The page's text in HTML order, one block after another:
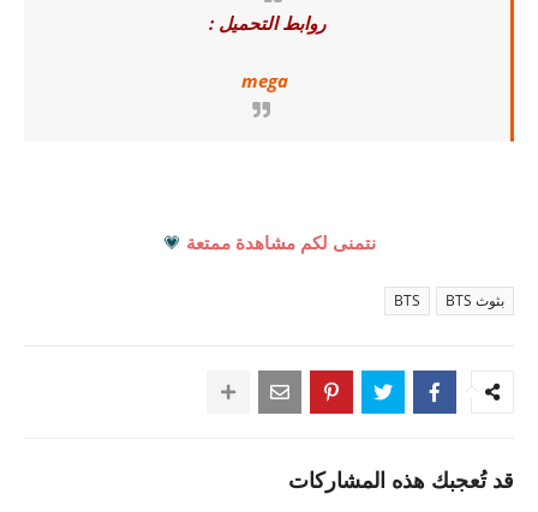
روابط التحميل :
mega
نتمنى لكم مشاهدة ممتعة 💗
بثوث BTS BTS
قد تُعجبك هذه المشاركات